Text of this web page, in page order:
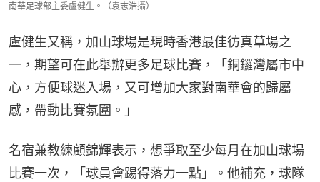
南華足球部主委盧健生。（袁志浩攝）
盧健生又稱，加山球場是現時香港最佳彷真草場之
一，期望可在此舉辦更多足球比賽，「銅鑼灣屬市中
心，方便球迷入場，又可增加大家對南華會的歸屬
感，帶動比賽氛圍。」
名宿兼教練顧錦輝表示，想爭取至少每月在加山球場
比賽一次，「球員會踢得落力一點」。他補充，球隊